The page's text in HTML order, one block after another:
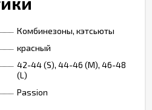
Комбинезоны, кэтсьюты
красный
42-44 (S), 44-46 (M), 46-48
(L)
Passion